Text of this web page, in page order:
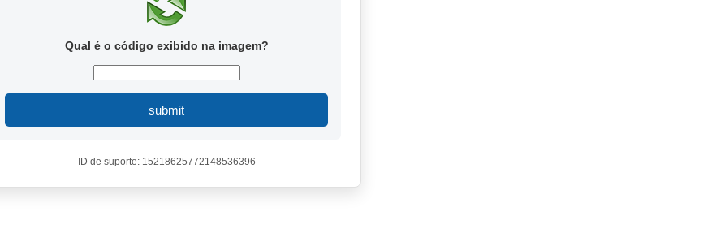
Qual é o código exibido na imagem?
submit
ID de suporte: 15218625772148536396